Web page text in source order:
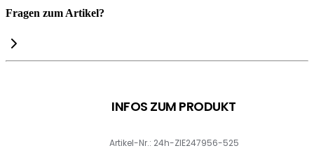
Fragen zum Artikel?
INFOS ZUM PRODUKT
Artikel-Nr.: 24h-ZIE247956-525